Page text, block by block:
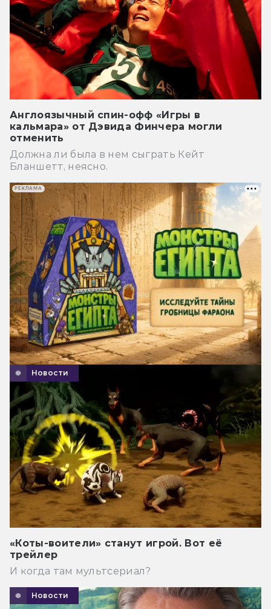
Англоязычный спин-офф «Игры в
кальмара» от Дэвида Финчера могли
отменить
Должна ли была в нем сыграть Кейт
Бланшетт, неясно.
Новости
«Коты-воители» станут игрой. Вот её
трейлер
И когда там мультсериал?
Новости
РЕКЛАМА